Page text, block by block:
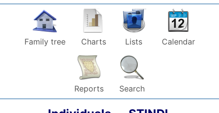
Family tree Charts Lists Calendar
Reports Search